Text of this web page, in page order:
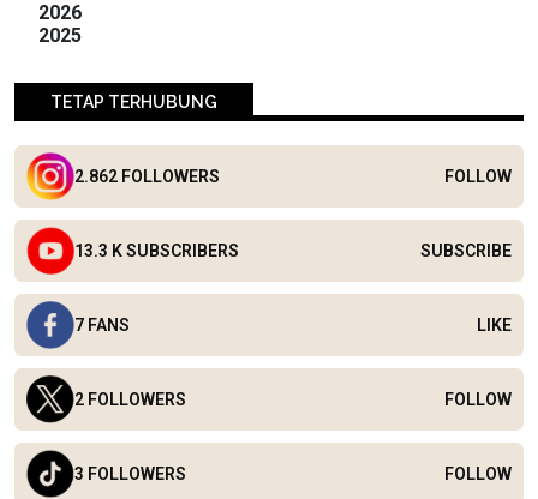
2026
2025
TETAP TERHUBUNG
2.862 FOLLOWERS FOLLOW
13.3 K SUBSCRIBERS SUBSCRIBE
7 FANS LIKE
2 FOLLOWERS FOLLOW
3 FOLLOWERS FOLLOW